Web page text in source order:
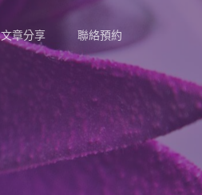
文章分享 聯絡預約